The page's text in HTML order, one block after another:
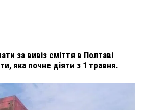
за вивіз сміття в Полтаві
яка почне діяти з 1 травня.